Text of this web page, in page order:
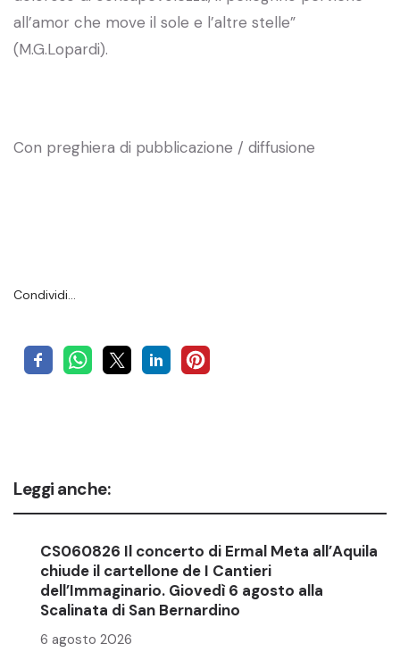
all’amor che move il sole e l’altre stelle”
(M.G.Lopardi).
Con preghiera di pubblicazione / diffusione
Condividi…
Leggi anche:
CS060826 Il concerto di Ermal Meta all’Aquila
chiude il cartellone de I Cantieri
dell’Immaginario. Giovedì 6 agosto alla
Scalinata di San Bernardino
6 agosto 2026